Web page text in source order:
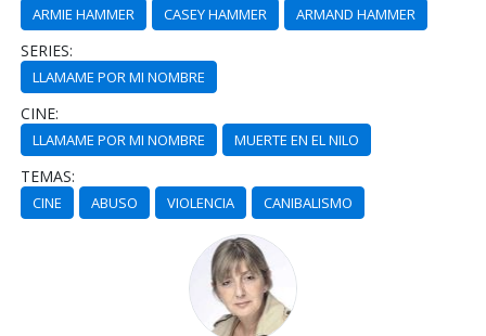
ARMIE HAMMER CASEY HAMMER ARMAND HAMMER
SERIES:
LLAMAME POR MI NOMBRE
CINE:
LLAMAME POR MI NOMBRE MUERTE EN EL NILO
TEMAS:
CINE ABUSO VIOLENCIA CANIBALISMO